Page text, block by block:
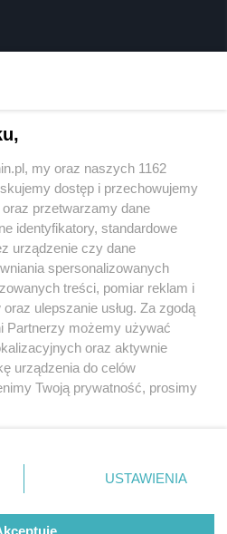
4 / 0
regulamin korzystania z portali
Skontakuj sięz nami
Kontakt
Wydawca
Redakcja
my oraz naszych 1162
dostęp i przechowujemy
przetwarzamy dane
identyfikatory, standardowe
urządzenie czy dane
spersonalizowanych
treści, pomiar reklam i
ulepszanie usług. Za zgodą
Partnerzy możemy używać
oraz aktywnie
urządzenia do celów
Twoją prywatność, prosimy
w lewym dolnym rogu strony
danych nie wymagają
prawo sprzeciwić się
będą miały
USTAWIENIA